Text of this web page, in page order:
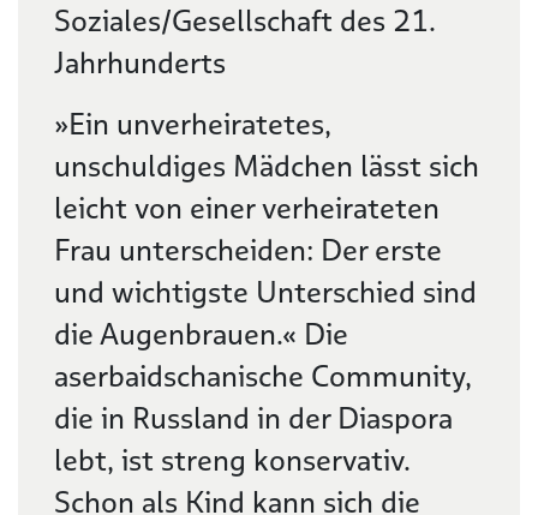
Soziales/Gesellschaft des 21.
Jahrhunderts
»Ein unverheiratetes,
unschuldiges Mädchen lässt sich
leicht von einer verheirateten
Frau unterscheiden: Der erste
und wichtigste Unterschied sind
die Augenbrauen.« Die
aserbaidschanische Community,
die in Russland in der Diaspora
lebt, ist streng konservativ.
Schon als Kind kann sich die